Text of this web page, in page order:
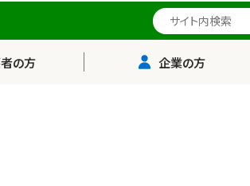
サイト内検索
の方 企業の方